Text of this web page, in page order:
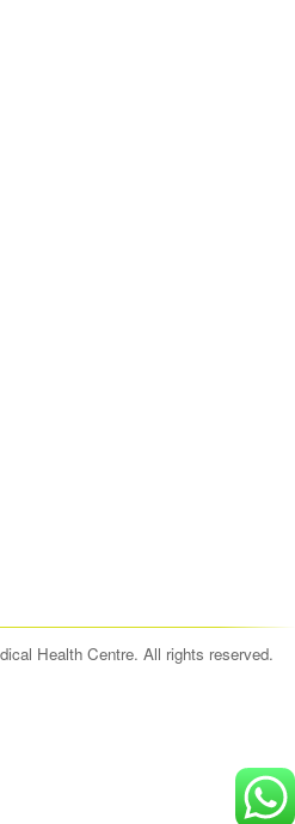
Health Centre. All rights reserved.